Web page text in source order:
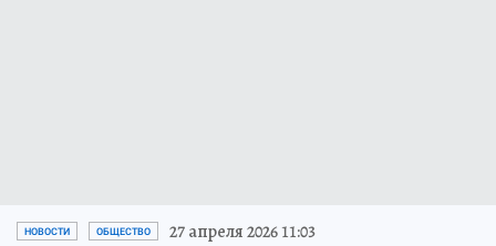
НОВОСТИ ОБЩЕСТВО 27 апреля 2026 11:03